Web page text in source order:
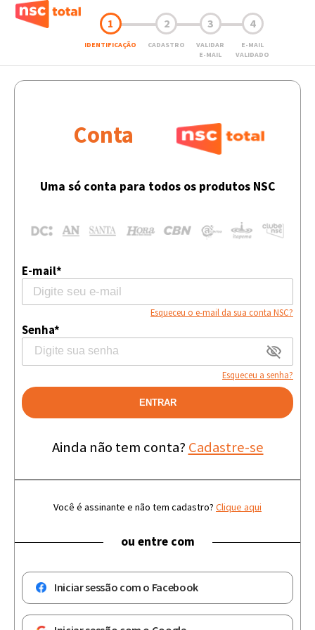
1
IDENTIFICAÇÃO
2
CADASTRO
3
VALIDAR
E-MAIL
4
E-MAIL
VALIDADO
Conta
Uma só conta para todos os produtos NSC
E-mail*
Esqueceu o e-mail da sua conta NSC?
Senha*
Esqueceu a senha?
ENTRAR
Ainda não tem conta? Cadastre-se
Você é assinante e não tem cadastro? Clique aqui
ou entre com
Iniciar sessão com o Facebook